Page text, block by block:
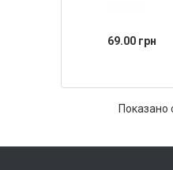
69.00 грн
Показано